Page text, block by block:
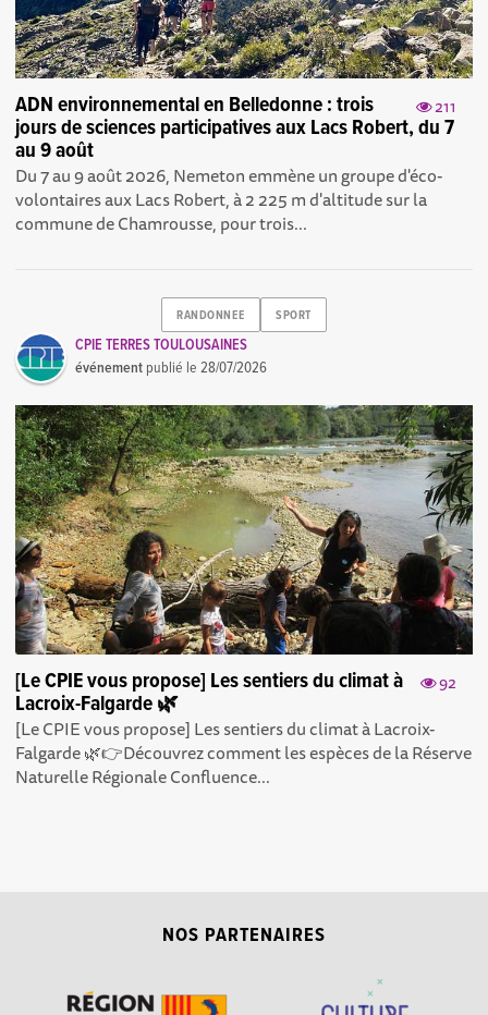
211
ADN environnemental en Belledonne : trois
jours de sciences participatives aux Lacs Robert, du 7
au 9 août
Du 7 au 9 août 2026, Nemeton emmène un groupe d'éco-
volontaires aux Lacs Robert, à 2 225 m d'altitude sur la
commune de Chamrousse, pour trois...
RANDONNEE SPORT
CPIE TERRES TOULOUSAINES
événement publié le28/07/2026
92
[Le CPIE vous propose] Les sentiers du climat à
Lacroix-Falgarde 🌿
[Le CPIE vous propose] Les sentiers du climat à Lacroix-
Falgarde 🌿👉Découvrez comment les espèces de la Réserve
Naturelle Régionale Confluence...
NOS PARTENAIRES